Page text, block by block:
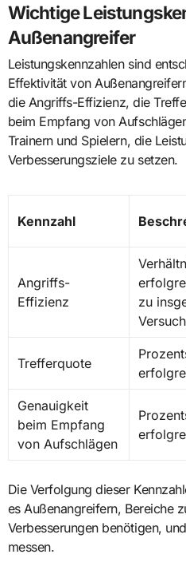
Wichtige
Außenangreifer
Leistungskennzahlen sind
Effektivität von
die Angriffs-Effizienz, die
beim Empfang von
Trainern und Spielern, die
Verbesserungsziele zu setzen.
Kennzahl
Angriffs-
Effizienz
zu
Trefferquote
Genauigkeit
beim Empfang
von Aufschlägen
Die Verfolgung dieser
es Außenangreifern, Bereiche
Verbesserungen benötigen,
messen.